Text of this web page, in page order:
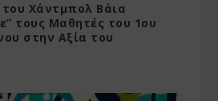
Χάντμπολ Βάια
τους Μαθητές του 1ου
στην Αξία του